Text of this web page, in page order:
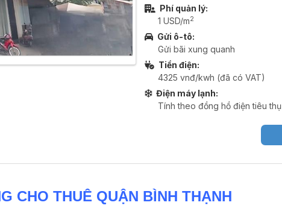
Phí quản lý:
1 USD/m2
Gửi ô-tô:
Gửi bãi xung quanh
Tiền điện:
4325 vnđ/kwh (đã có VAT)
Điện máy lạnh:
Tính theo đồng hồ điện tiêu thụ
CHO THUÊ QUẬN BÌNH THẠNH